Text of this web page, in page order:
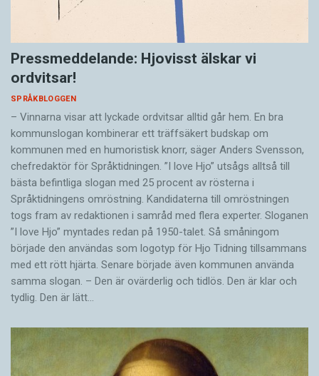
Pressmeddelande: Hjovisst älskar vi
ordvitsar!
SPRÅKBLOGGEN
– Vinnarna visar att lyckade ordvitsar alltid går hem. En bra
kommunslogan kombinerar ett träffsäkert budskap om
kommunen med en humoristisk knorr, säger Anders Svensson,
chefredaktör för Språktidningen. ”I love Hjo” utsågs alltså till
bästa befintliga slogan med 25 procent av rösterna i
Språktidningens omröstning. Kandidaterna till omröstningen
togs fram av redaktionen i samråd med flera experter. Sloganen
”I love Hjo” myntades redan på 1950-talet. Så småningom
började den användas som logotyp för Hjo Tidning tillsammans
med ett rött hjärta. Senare började även kommunen använda
samma slogan. – Den är ovärderlig och tidlös. Den är klar och
tydlig. Den är lätt…